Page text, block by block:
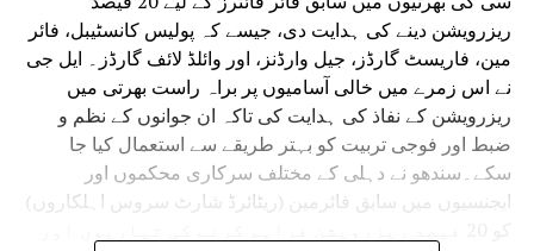
ریزرویشن دینے کی ہدایت دی، جیسے کہ پولیس کانسٹیبل، فائر
مین، فاریسٹ گارڈز، جیل وارڈنز، اور وائلڈ لائف گارڈز۔ ایل جی
نے اس زمرے میں خالی آسامیوں پر براہ راست بھرتی میں
ریزرویشن کے نفاذ کی ہدایت کی تاکہ ان جوانوں کے نظم و
ضبط اور فوجی تربیت کو بہتر طریقے سے استعمال کیا جا
سکے۔سندھو نے دہلی کے مختلف سرکاری محکموں اور
ایجنسیوں میں سابق فائرمین (ریٹائرڈ شارٹ سروس اہلکاروں)